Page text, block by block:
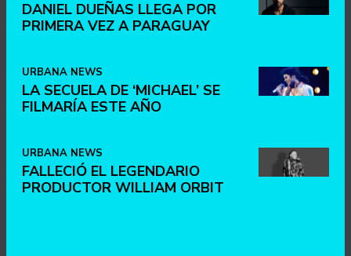
DANIEL DUEÑAS LLEGA POR
PRIMERA VEZ A PARAGUAY
URBANA NEWS
LA SECUELA DE ‘MICHAEL’ SE
FILMARÍA ESTE AÑO
URBANA NEWS
FALLECIÓ EL LEGENDARIO
PRODUCTOR WILLIAM ORBIT